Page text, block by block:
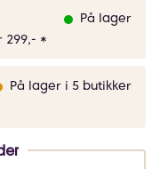
På lager
299,- *
På lager i 5 butikker